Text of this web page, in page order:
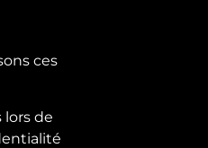
ces
de